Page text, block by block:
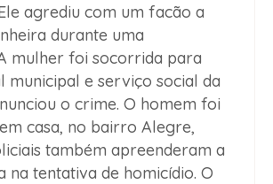
agrediu com um facão a
durante uma
mulher foi socorrida para
municipal e serviço social da
o crime. O homem foi
casa, no bairro Alegre,
também apreenderam a
na tentativa de homicídio. O